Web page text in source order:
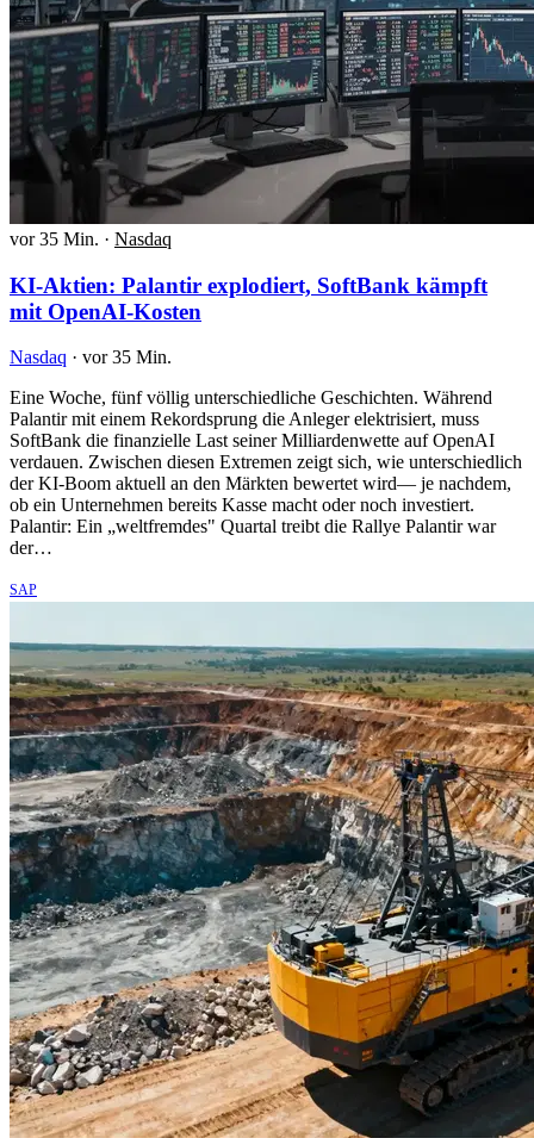
vor 35 Min. · Nasdaq
KI-Aktien: Palantir explodiert, SoftBank kämpft
mit OpenAI-Kosten
Nasdaq · vor 35 Min.
Eine Woche, fünf völlig unterschiedliche Geschichten. Während
Palantir mit einem Rekordsprung die Anleger elektrisiert, muss
SoftBank die finanzielle Last seiner Milliardenwette auf OpenAI
verdauen. Zwischen diesen Extremen zeigt sich, wie unterschiedlich
der KI-Boom aktuell an den Märkten bewertet wird— je nachdem,
ob ein Unternehmen bereits Kasse macht oder noch investiert.
Palantir: Ein „weltfremdes" Quartal treibt die Rallye Palantir war
der…
SAP